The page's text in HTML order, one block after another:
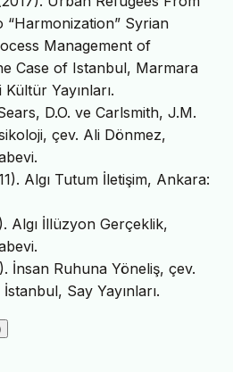
“Harmonization” Syrian
Management of
Case of Istanbul, Marmara
Yayınları.
D.O. ve Carlsmith, J.M.
çev. Ali Dönmez,
Algı Tutum İletişim, Ankara:
Algı İllüzyon Gerçeklik,
İnsan Ruhuna Yöneliş, çev.
Say Yayınları.